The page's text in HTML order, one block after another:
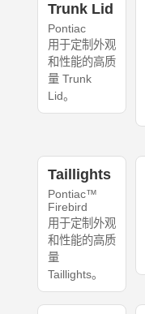
Trunk Lid
Pontiac
用于定制外观
和性能的高质
量 Trunk
Lid。
Taillights
Pontiac™
Firebird
用于定制外观
和性能的高质
量
Taillights。